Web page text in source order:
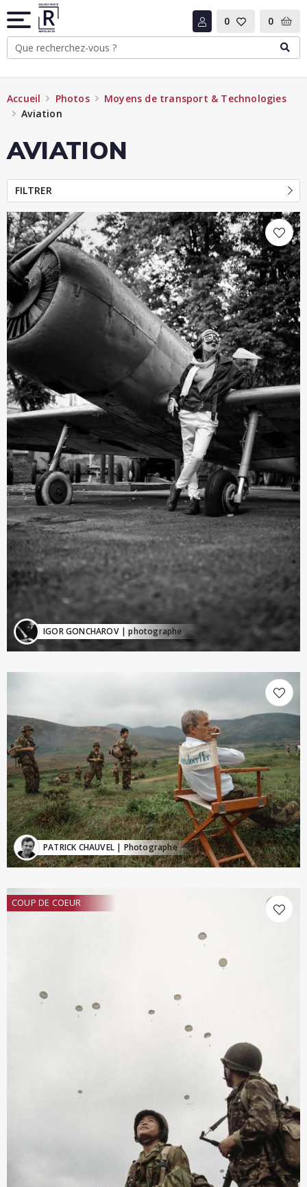
0 0
Accueil Photos
Moyens de transport & Technologies
Aviation
AVIATION
FILTRER
IGOR GONCHAROV| photographe
PATRICK CHAUVEL | Photographe
COUP DE COEUR